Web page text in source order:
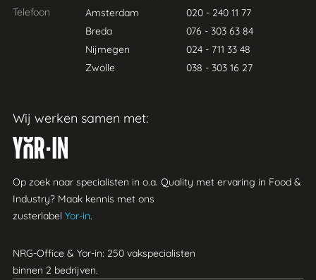
per week;
Een leaseauto met tankpas, voor zowel
Persoonlijke begeleiding en een
opleidingsbudget per jaar, in overleg in te
Telefoon
Amsterdam
020 - 240 11 77
Breda
076 - 303 63 84
Nijmegen
024 - 711 33 48
Zwolle
038 - 303 16 27
Wij werken samen met:
Op zoek naar specialisten in o.a. Quality met ervaring in Food &
Industry? Maak kennis met ons
zusterlabel Yor-in.
NRG-Office & Yor-in: 250 vakspecialisten
binnen 2 bedrijven.